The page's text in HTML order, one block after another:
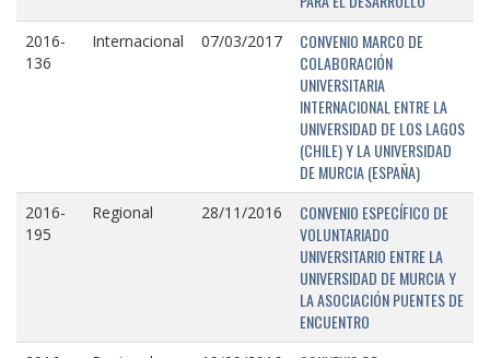
2016-
136
Internacional 07/03/2017
CONVENIO MARCO DE
COLABORACIÓN
UNIVERSITARIA
INTERNACIONAL ENTRE LA
UNIVERSIDAD DE LOS LAGOS
(CHILE) Y LA UNIVERSIDAD
DE MURCIA (ESPAÑA)
2016-
195
Regional 28/11/2016
CONVENIO ESPECÍFICO DE
VOLUNTARIADO
UNIVERSITARIO ENTRE LA
UNIVERSIDAD DE MURCIA Y
LA ASOCIACIÓN PUENTES DE
ENCUENTRO